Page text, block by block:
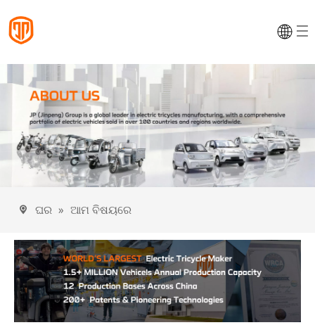
ଘର » ଆମ ବିଷୟରେ